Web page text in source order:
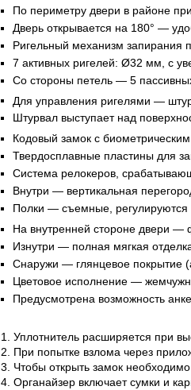
По периметру двери в районе
Дверь открывается на 180° —
Ригельный механизм запирания
7 активных ригелей: Ø32 мм, с
Со стороны петель — 5
Для управления ригелями —
Штурвал выступает над
Кодовый замок с
Твердосплавные пластины для
Система релокеров,
Внутри — вертикальная
Полки — съемные, регулируются
На внутренней стороне двери —
Изнутри — полная мягкая
Снаружи — глянцевое покрытие
Цветовое исполнение —
Предусмотрена возможность
1. Уплотнитель расширяется при
2. При попытке взлома через
3. Чтобы открыть замок
4. Органайзер включает сумки и